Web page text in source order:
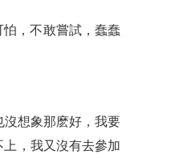
，不敢嘗試，蠢蠢
沒想象那麽好，我要
，我又沒有去參加